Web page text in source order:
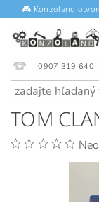
🎮 Konzoland
0907 319 640
TOM